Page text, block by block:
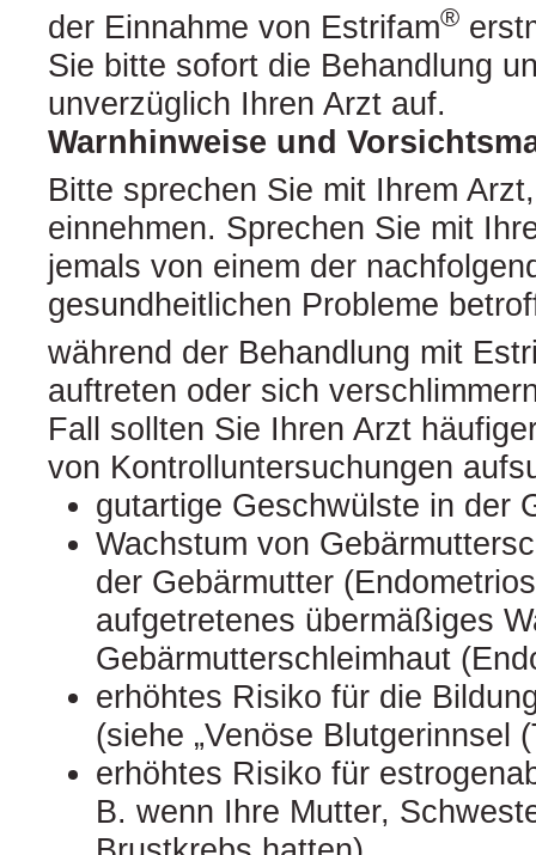
der Einnahme von Estrifam®
Sie bitte sofort die Behandlung
unverzüglich Ihren Arzt auf.
Warnhinweise und
Bitte sprechen Sie mit Ihrem
einnehmen. Sprechen Sie mit
jemals von einem der
gesundheitlichen Probleme
während der Behandlung mit
auftreten oder sich
Fall sollten Sie Ihren Arzt
von Kontrolluntersuchungen
gutartige Geschwülste in der
Wachstum von
der Gebärmutter
aufgetretenes übermäßiges
Gebärmutterschleimhaut
erhöhtes Risiko für die
(siehe „Venöse Blutgerinnsel
erhöhtes Risiko für
B. wenn Ihre Mutter,